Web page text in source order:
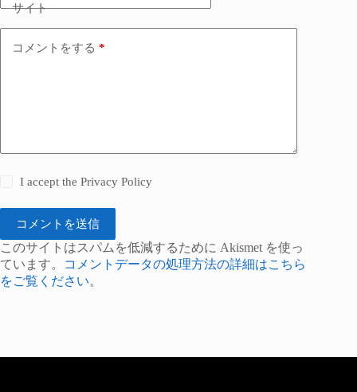
サイト
コメントをする *
I accept thePrivacy Policy
コメントを送信
このサイトはスパムを低減するために Akismet を使っ
ています。
コメントデータの処理方法の詳細はこちら
をご覧ください。